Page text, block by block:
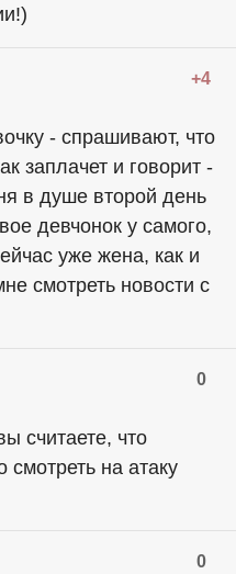
+4
- спрашивают, что
заплачет и говорит -
в душе второй день
девчонок у самого,
уже жена, как и
смотреть новости с
0
считаете, что
смотреть на атаку
0